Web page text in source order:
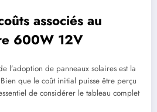
associés au
600W 12V
l’adoption de panneaux solaires est la
que le coût initial puisse être perçu
de considérer le tableau complet